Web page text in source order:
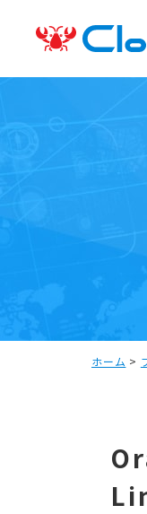
ホーム >